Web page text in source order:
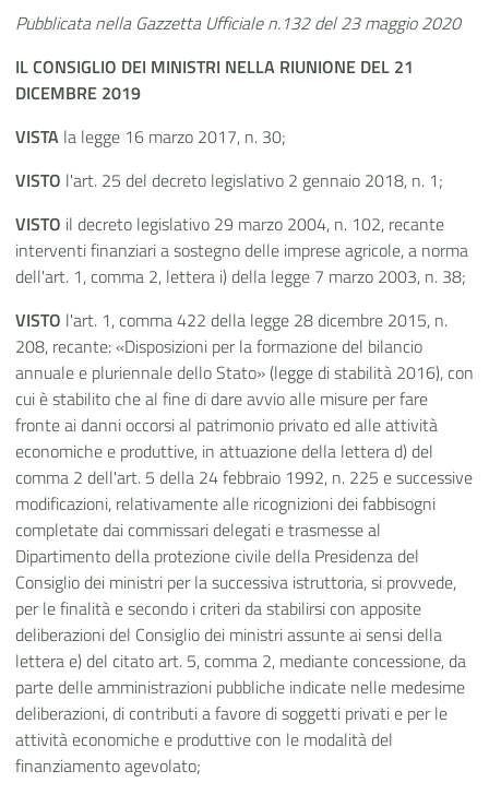
Pubblicata nella Gazzetta Ufficiale n.132 del 23 maggio 2020
IL CONSIGLIO DEI MINISTRI NELLA RIUNIONE DEL 21
DICEMBRE 2019
VISTA la legge 16 marzo 2017, n. 30;
VISTO l'art. 25 del decreto legislativo 2 gennaio 2018, n. 1;
VISTO il decreto legislativo 29 marzo 2004, n. 102, recante
interventi finanziari a sostegno delle imprese agricole, a norma
dell'art. 1, comma 2, lettera i) della legge 7 marzo 2003, n. 38;
VISTO l'art. 1, comma 422 della legge 28 dicembre 2015, n.
208, recante: «Disposizioni per la formazione del bilancio
annuale e pluriennale dello Stato» (legge di stabilità 2016), con
cui è stabilito che al fine di dare avvio alle misure per fare
fronte ai danni occorsi al patrimonio privato ed alle attività
economiche e produttive, in attuazione della lettera d) del
comma 2 dell'art. 5 della 24 febbraio 1992, n. 225 e successive
modificazioni, relativamente alle ricognizioni dei fabbisogni
completate dai commissari delegati e trasmesse al
Dipartimento della protezione civile della Presidenza del
Consiglio dei ministri per la successiva istruttoria, si provvede,
per le finalità e secondo i criteri da stabilirsi con apposite
deliberazioni del Consiglio dei ministri assunte ai sensi della
lettera e) del citato art. 5, comma 2, mediante concessione, da
parte delle amministrazioni pubbliche indicate nelle medesime
deliberazioni, di contributi a favore di soggetti privati e per le
attività economiche e produttive con le modalità del
finanziamento agevolato;